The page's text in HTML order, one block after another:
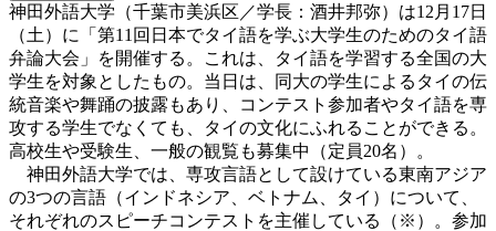
神田外語大学（千葉市美浜区／学長：酒井邦弥）は12月17日
（土）に「第11回日本でタイ語を学ぶ大学生のためのタイ語
弁論大会」を開催する。これは、タイ語を学習する全国の大
学生を対象としたもの。当日は、同大の学生によるタイの伝
統音楽や舞踊の披露もあり、コンテスト参加者やタイ語を専
攻する学生でなくても、タイの文化にふれることができる。
高校生や受験生、一般の観覧も募集中（定員20名）。
神田外語大学では、専攻言語として設けている東南アジア
の3つの言語（インドネシア、ベトナム、タイ）について、
それぞれのスピーチコンテストを主催している（※）。参加